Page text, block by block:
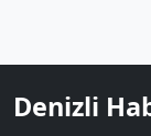
Denizli